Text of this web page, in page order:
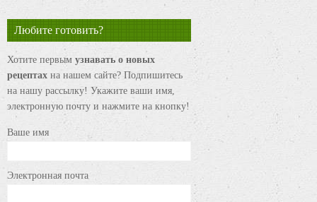
Любите готовить?
Хотите первым узнавать о новых
рецептах на нашем сайте? Подпишитесь
на нашу рассылку! Укажите ваши имя,
электронную почту и нажмите на кнопку!
Ваше имя
Электронная почта